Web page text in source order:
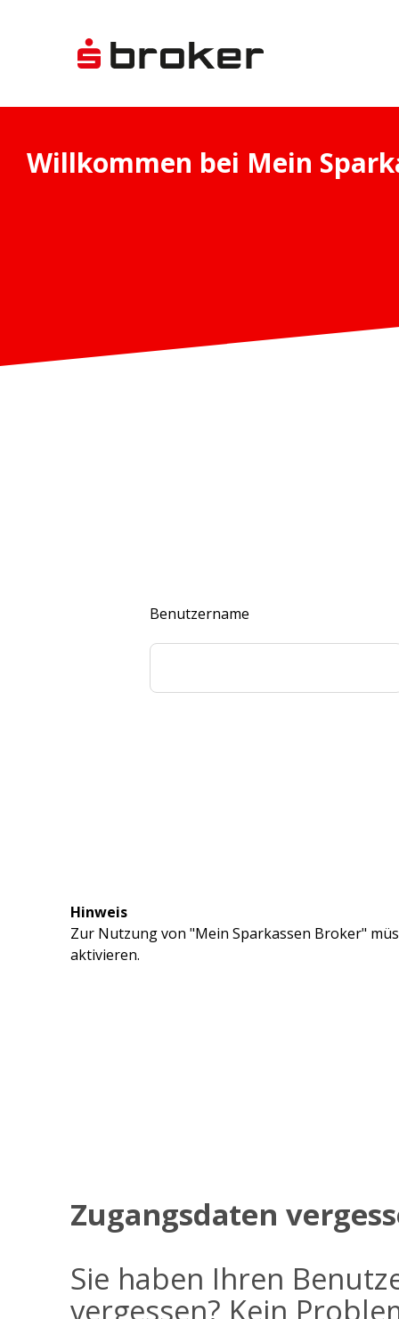
Benutzername
Hinweis
Zur Nutzung von "Mein Sparkassen Broker"
aktivieren.
Zugangsdaten
Sie haben Ihren
vergessen? Kein